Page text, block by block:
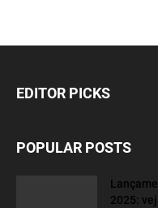
EDITOR PICKS
POPULAR POSTS
2025: